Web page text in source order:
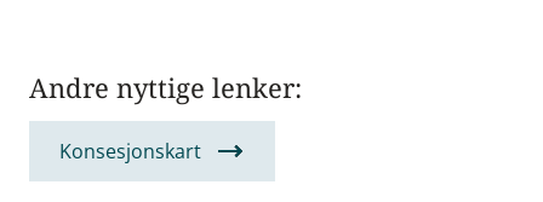
Andre nyttige lenker:
Konsesjonskart